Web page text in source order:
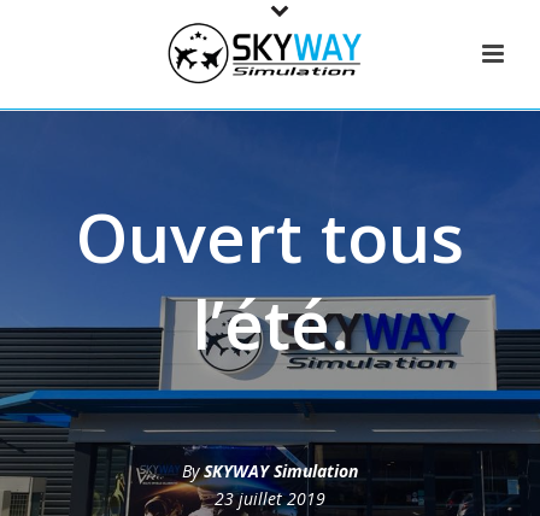
Ouvert tous
l’été.
BySKYWAY Simulation
23 juillet 2019